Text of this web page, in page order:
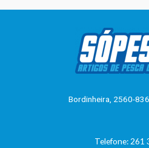
Bordinheira, 2560-
Telefone: 261